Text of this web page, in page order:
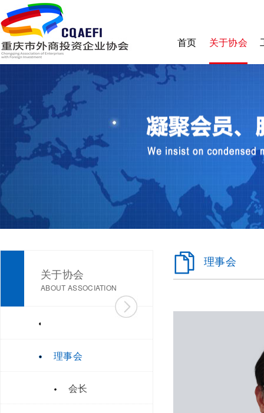
首页 关于协会
监事会
秘书处
收费标准
加入我们
关于协会
ABOUT ASSOCIATION
协 理事会
会长
理事会